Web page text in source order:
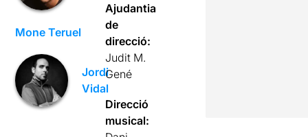
Mone Teruel
Jordi
Vidal
Ajudantia
de
direcció:
Judit M.
Gené
Direcció
musical: